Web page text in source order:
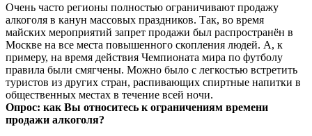
Очень часто регионы полностью ограничивают продажу
алкоголя в канун массовых праздников. Так, во время
майских мероприятий запрет продажи был распространён в
Москве на все места повышенного скопления людей. А, к
примеру, на время действия Чемпионата мира по футболу
правила были смягчены. Можно было с легкостью встретить
туристов из других стран, распивающих спиртные напитки в
общественных местах в течение всей ночи.
Опрос: как Вы относитесь к ограничениям времени
продажи алкоголя?